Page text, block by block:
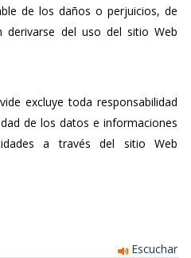
de los daños o perjuicios, de
derivarse del uso del sitio Web
excluye toda responsabilidad
de los datos e informaciones
a través del sitio Web
Escuchar